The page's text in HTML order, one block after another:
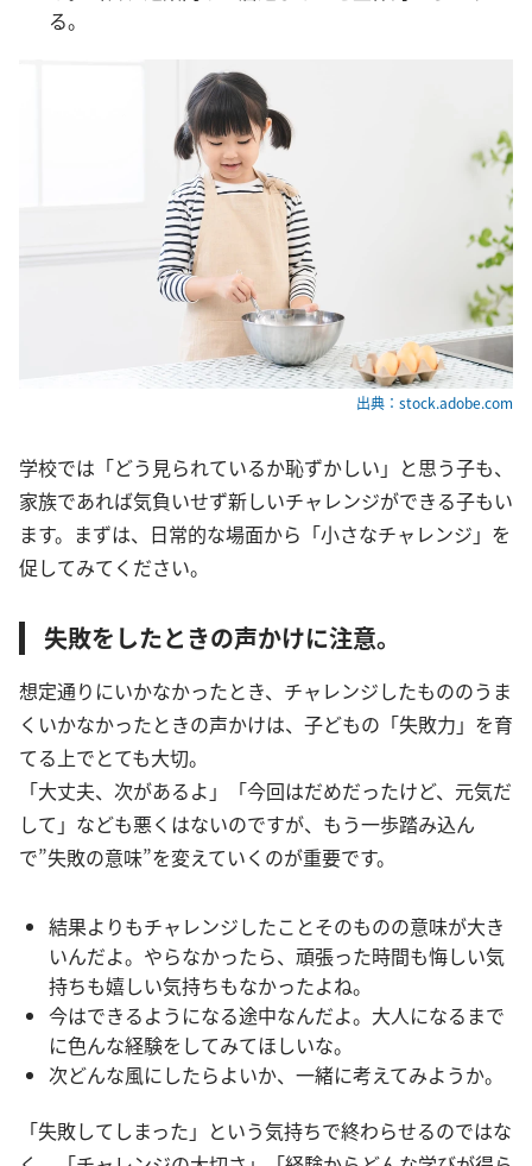
る。
出典：stock.adobe.com
学校では「どう見られているか恥ずかしい」と思う子も、
家族であれば気負いせず新しいチャレンジができる子もい
ます。まずは、日常的な場面から「小さなチャレンジ」を
促してみてください。
失敗をしたときの声かけに注意。
想定通りにいかなかったとき、チャレンジしたもののうま
くいかなかったときの声かけは、子どもの「失敗力」を育
てる上でとても大切。
「大丈夫、次があるよ」「今回はだめだったけど、元気だ
して」なども悪くはないのですが、もう一歩踏み込ん
で”失敗の意味”を変えていくのが重要です。
結果よりもチャレンジしたことそのものの意味が大き
いんだよ。やらなかったら、頑張った時間も悔しい気
持ちも嬉しい気持ちもなかったよね。
今はできるようになる途中なんだよ。大人になるまで
に色んな経験をしてみてほしいな。
次どんな風にしたらよいか、一緒に考えてみようか。
「失敗してしまった」という気持ちで終わらせるのではな